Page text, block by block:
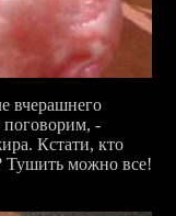
вчерашнего
поговорим, -
Кстати, кто
Тушить можно все!